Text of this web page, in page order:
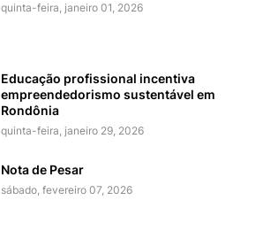
quinta-feira, janeiro 01, 2026
Educação profissional incentiva
empreendedorismo sustentável em
Rondônia
quinta-feira, janeiro 29, 2026
Nota de Pesar
sábado, fevereiro 07, 2026